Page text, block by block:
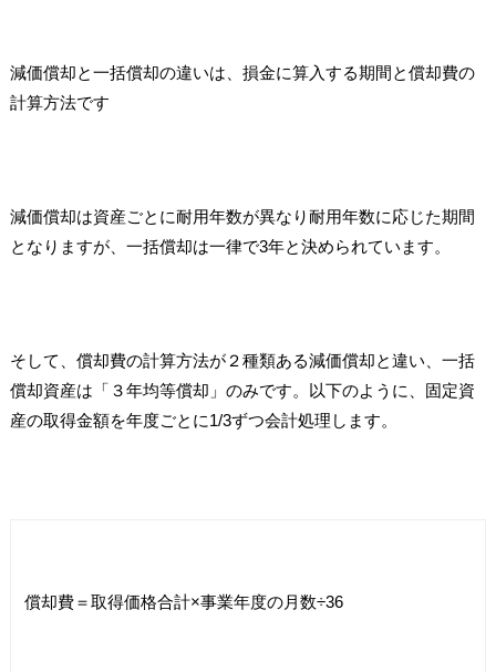
減価償却と一括償却の違いは、損金に算入する期間と償却費の
計算方法です
減価償却は資産ごとに耐用年数が異なり耐用年数に応じた期間
となりますが、一括償却は一律で3年と決められています。
そして、償却費の計算方法が２種類ある減価償却と違い、一括
償却資産は「３年均等償却」のみです。以下のように、固定資
産の取得金額を年度ごとに1/3ずつ会計処理します。
償却費＝取得価格合計×事業年度の月数÷36